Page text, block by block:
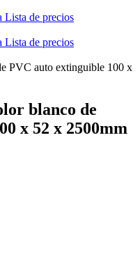
Lista de precios
Lista de precios
blanco de
x 52 x 2500mm